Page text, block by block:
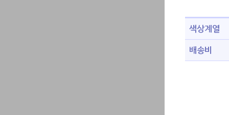
색상계열
배송비